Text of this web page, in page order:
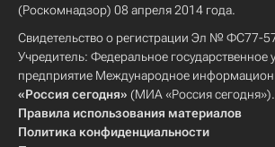
(Роскомнадзор) 08 апреля 2014 года.
Свидетельство о регистрации Эл № ФС77-
Учредитель: Федеральное государственное
предприятие Международное
«Россия сегодня» (МИА «Россия сегодня»).
Правила использования материалов
Политика конфиденциальности